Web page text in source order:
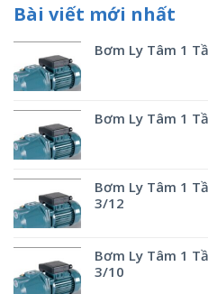
Bài viết mới nhất
Bơm Ly Tâm 1
Bơm Ly Tâm 1
Bơm Ly Tâm 1
3/12
Bơm Ly Tâm 1
3/10